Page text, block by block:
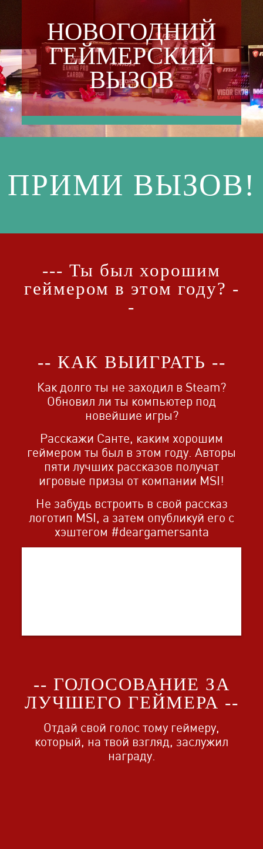
НОВОГОДНИЙ
ГЕЙМЕРСКИЙ
ВЫЗОВ
ПРИМИ ВЫЗОВ!
--- Ты был хорошим
геймером в этом году? -
-
-- КАК ВЫИГРАТЬ --
Как долго ты не заходил в Steam?
Обновил ли ты компьютер под
новейшие игры?
Расскажи Санте, каким хорошим
геймером ты был в этом году. Авторы
пяти лучших рассказов получат
игровые призы от компании MSI!
Не забудь встроить в свой рассказ
логотип MSI, а затем опубликуй его с
хэштегом #deargamersanta
-- ГОЛОСОВАНИЕ ЗА
ЛУЧШЕГО ГЕЙМЕРА --
Отдай свой голос тому геймеру,
который, на твой взгляд, заслужил
награду.